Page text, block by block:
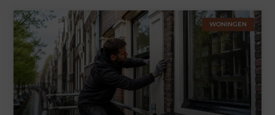
WONINGEN